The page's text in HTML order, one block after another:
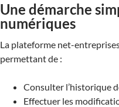
Une démarche
numériques
La plateforme net-
permettant de :
Consulter l’historique
Effectuer les